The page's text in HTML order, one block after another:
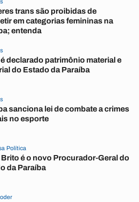
trans são proibidas de
em categorias femininas na
entenda
é declarado patrimônio material e
do Estado da Paraíba
sanciona lei de combate a crimes
no esporte
Política
Brito é o novo Procurador-Geral do
da Paraíba